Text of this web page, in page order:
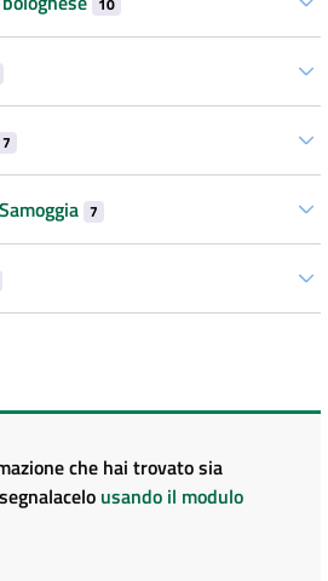
7
7
che hai trovato sia
usando il modulo